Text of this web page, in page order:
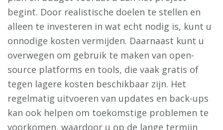
begint. Door realistische doelen te stellen en
alleen te investeren in wat echt nodig is, kunt u
onnodige kosten vermijden. Daarnaast kunt u
overwegen om gebruik te maken van open-
source platforms en tools, die vaak gratis of
tegen lagere kosten beschikbaar zijn. Het
regelmatig uitvoeren van updates en back-ups
kan ook helpen om toekomstige problemen te
voorkomen, waardoor u op de lange termijn